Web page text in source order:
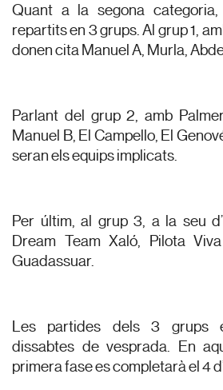
Quant a la segona categoria,
repartits en 3 grups. Al grup 1,
donen cita Manuel A, Murla,
Parlant del grup 2, amb
Manuel B, El Campello, El
seran els equips implicats.
Per últim, al grup 3, a la seu
Dream Team Xaló, Pilota
Guadassuar.
Les partides dels 3 grups
dissabtes de vesprada. En
primera fase es completarà el 4